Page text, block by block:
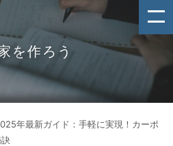
を作ろう
年最新ガイド：手軽に実現！カーポ